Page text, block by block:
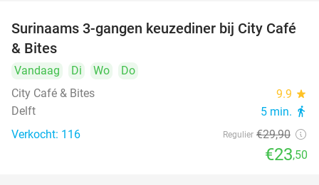
21%
Surinaams 3-gangen keuzediner bij City Café
& Bites
Vandaag Di Wo
Do
City Café & Bites
9.9 star
Delft 5 min. directions_walk
Verkocht: 116 Regulier €29,90
€23,50